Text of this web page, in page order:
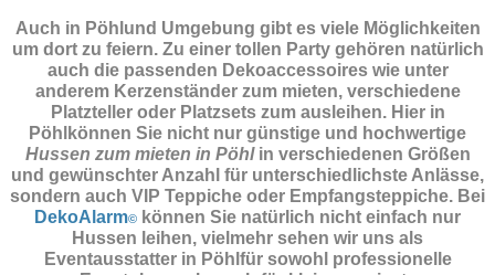
Auch in Pöhlund Umgebung gibt es viele Möglichkeiten
um dort zu feiern. Zu einer tollen Party gehören natürlich
auch die passenden Dekoaccessoires wie unter
anderem Kerzenständer zum mieten, verschiedene
Platzteller oder Platzsets zum ausleihen. Hier in
Pöhlkönnen Sie nicht nur günstige und hochwertige
Hussen zum mieten in Pöhlin verschiedenen Größen
und gewünschter Anzahl für unterschiedlichste Anlässe,
sondern auch VIP Teppiche oder Empfangsteppiche. Bei
DekoAlarm© können Sie natürlich nicht einfach nur
Hussen leihen, vielmehr sehen wir uns als
Eventausstatter in Pöhlfür sowohl professionelle